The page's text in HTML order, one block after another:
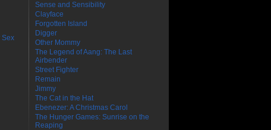
Sex
Sense and Sensibility
Clayface
Forgotten Island
Digger
Other Mommy
The Legend of Aang: The Last
Airbender
Street Fighter
Remain
Jimmy
The Cat in the Hat
Ebenezer: A Christmas Carol
The Hunger Games: Sunrise on the
Reaping